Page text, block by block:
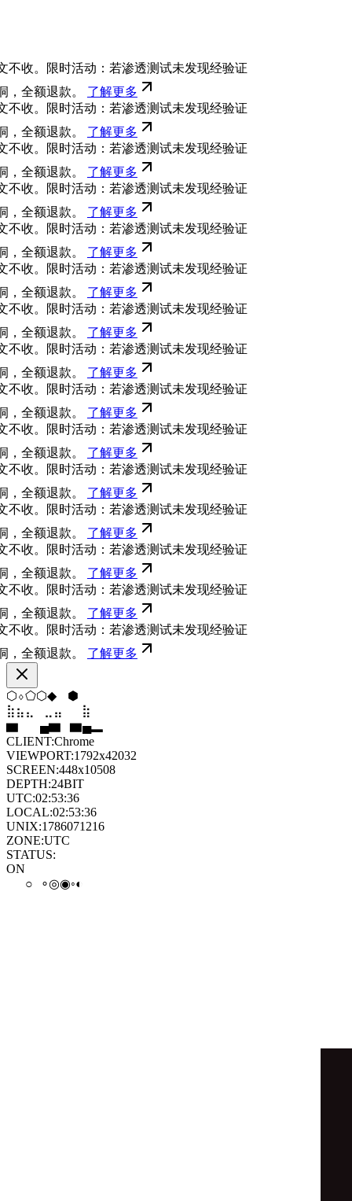
收。限时活动：若渗透测试未发现经验证
全额退款。
了解更多
收。限时活动：若渗透测试未发现经验证
全额退款。
了解更多
收。限时活动：若渗透测试未发现经验证
全额退款。
了解更多
收。限时活动：若渗透测试未发现经验证
全额退款。
了解更多
收。限时活动：若渗透测试未发现经验证
全额退款。
了解更多
收。限时活动：若渗透测试未发现经验证
全额退款。
了解更多
收。限时活动：若渗透测试未发现经验证
全额退款。
了解更多
收。限时活动：若渗透测试未发现经验证
全额退款。
了解更多
收。限时活动：若渗透测试未发现经验证
全额退款。
了解更多
收。限时活动：若渗透测试未发现经验证
全额退款。
了解更多
收。限时活动：若渗透测试未发现经验证
全额退款。
了解更多
收。限时活动：若渗透测试未发现经验证
全额退款。
了解更多
收。限时活动：若渗透测试未发现经验证
全额退款。
了解更多
收。限时活动：若渗透测试未发现经验证
全额退款。
了解更多
收。限时活动：若渗透测试未发现经验证
全额退款。
了解更多
◇⬠⬠▼⬡
⬡
⣤ ⣀ ⣀ ⣦ ⣷
⣄
▄
▆▄ ▄▆█
CLIENT:Chrome
VIEWPORT:1792x42032
SCREEN:448x10508
DEPTH:24BIT
UTC:02:53:36
LOCAL:02:53:36
UNIX:1786071216
ZONE:UTC
STATUS:
ON
○
○◉⊛◐